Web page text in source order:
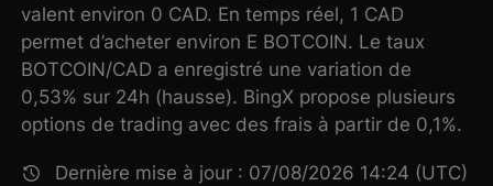
valent environ 0 CAD. En temps réel, 1 CAD
permet d’acheter environ E BOTCOIN. Le taux
BOTCOIN/CAD a enregistré une variation de
0,53% sur 24h (hausse). BingX propose plusieurs
options de trading avec des frais à partir de 0,1%.
Dernière mise à jour : 07/08/2026 14:24 (UTC)